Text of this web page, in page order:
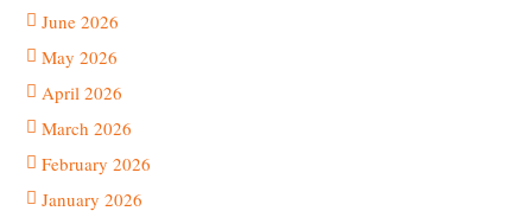
June 2026
May 2026
April 2026
March 2026
February 2026
January 2026